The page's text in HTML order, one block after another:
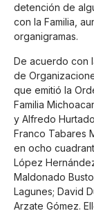
detención de
con la Familia,
organigramas.
De acuerdo con
de
que emitió la
Familia
y Alfredo
Franco Tabares
en ocho
López
Maldonado
Lagunes; David
Arzate Gómez.